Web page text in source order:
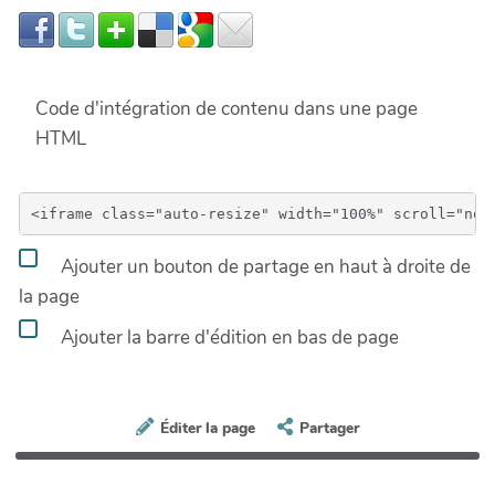
Code d'intégration de contenu dans une page
HTML
Ajouter un bouton de partage en haut à droite de
la page
Ajouter la barre d'édition en bas de page
Éditer la page Partager